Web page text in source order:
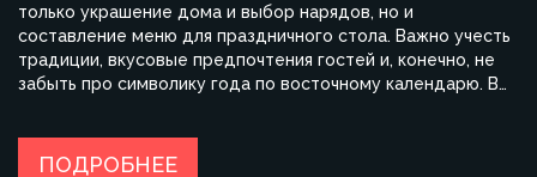
только украшение дома и выбор нарядов, но и
составление меню для праздничного стола. Важно учесть
традиции, вкусовые предпочтения гостей и, конечно, не
забыть про символику года по восточному календарю. В
разнообразием. Узнайте, какие блюда будут актуальны в
ПОДРОБНЕЕ